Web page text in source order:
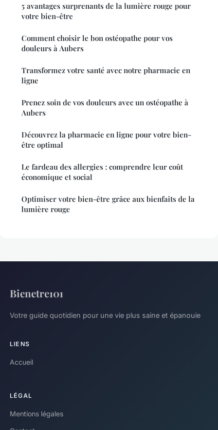
5 avantages surprenants de la lumière rouge pour
votre bien-être
Comment choisir le bon ostéopathe pour vos
douleurs à Aubers
Transformez votre santé avec notre pharmacie en
ligne
Prenez soin de vos douleurs avec un ostéopathe à
Aubers
Découvrez la pharmacie en ligne pour votre bien-
être optimal
Le fardeau des allergies : comprendre leur coût
économique et social
Optimiser votre bien-être grâce aux bienfaits de la
lumière rouge
Bienetre101
Votre guide quotidien pour une vie plus saine et épanouie
LIENS
Accueil
LÉGAL
Mentions légales